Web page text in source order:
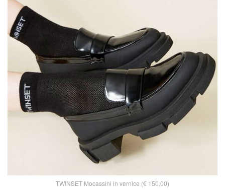
TWINSET Mocassini in vernice (€ 150,00)